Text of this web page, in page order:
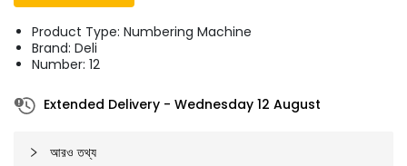
Product Type: Numbering Machine
Brand: Deli
Number: 12
Extended Delivery - Wednesday 12 August
আরও তথ্য